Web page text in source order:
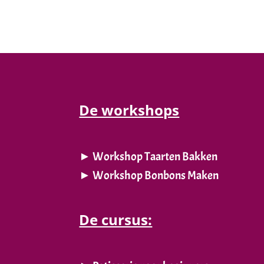
De workshops
►Workshop Taarten Bakken
► Workshop Bonbons Maken
De cursus: